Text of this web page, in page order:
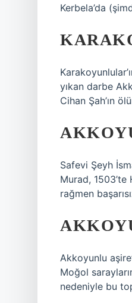
Kerbela’da
yıkan darbe
Cihan Şah’ın
Safevi Şeyh
Murad, 1503’te
rağmen
Akkoyunlu
Moğol
nedeniyle bu